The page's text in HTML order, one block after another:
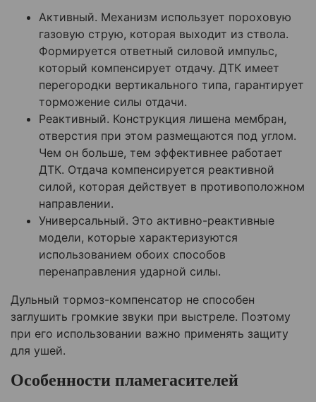
Активный. Механизм использует пороховую
газовую струю, которая выходит из ствола.
Формируется ответный силовой импульс,
который компенсирует отдачу. ДТК имеет
перегородки вертикального типа, гарантирует
торможение силы отдачи.
Реактивный. Конструкция лишена мембран,
отверстия при этом размещаются под углом.
Чем он больше, тем эффективнее работает
ДТК. Отдача компенсируется реактивной
силой, которая действует в противоположном
направлении.
Универсальный. Это активно-реактивные
модели, которые характеризуются
использованием обоих способов
перенаправления ударной силы.
Дульный тормоз-компенсатор не способен
заглушить громкие звуки при выстреле. Поэтому
при его использовании важно применять защиту
для ушей.
Особенности пламегасителей